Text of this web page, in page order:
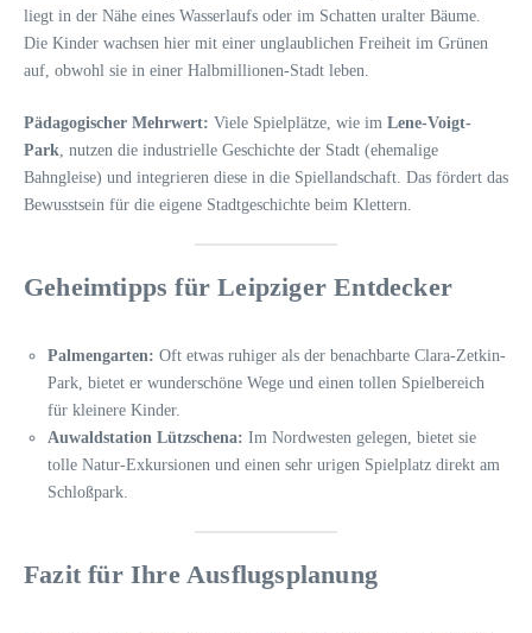
liegt in der Nähe eines Wasserlaufs oder im Schatten uralter Bäume.
Die Kinder wachsen hier mit einer unglaublichen Freiheit im Grünen
auf, obwohl sie in einer Halbmillionen-Stadt leben.
Pädagogischer Mehrwert: Viele Spielplätze, wie im Lene-Voigt-
Park, nutzen die industrielle Geschichte der Stadt (ehemalige
Bahngleise) und integrieren diese in die Spiellandschaft. Das fördert das
Bewusstsein für die eigene Stadtgeschichte beim Klettern.
Geheimtipps für Leipziger Entdecker
Palmengarten: Oft etwas ruhiger als der benachbarte Clara-Zetkin-
Park, bietet er wunderschöne Wege und einen tollen Spielbereich
für kleinere Kinder.
Auwaldstation Lützschena: Im Nordwesten gelegen, bietet sie
tolle Natur-Exkursionen und einen sehr urigen Spielplatz direkt am
Schloßpark.
Fazit für Ihre Ausflugsplanung